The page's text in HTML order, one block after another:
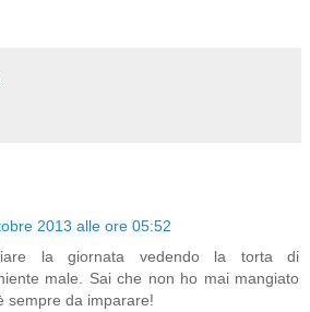
2013 alle ore 05:52
la giornata vedendo la torta di
male. Sai che non ho mai mangiato
sempre da imparare!